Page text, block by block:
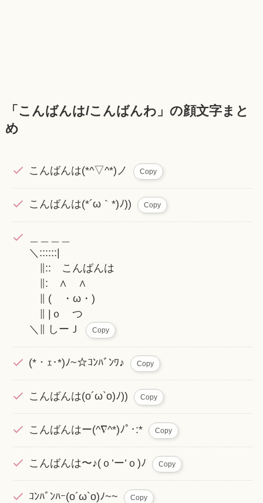
「こんばんは/こんばんわ」の顔文字まと
め
こんばんは(*^▽^*)ノ Copy
こんばんは(*´ω｀*)ﾉ)) Copy
＼::::::|
∥:: こんばんは
∥: ∧ ∧
∥ ( ・ω・)
∥ |ｏ つ
＼∥ しーＪ
Copy
(*・ｪ･*)ﾉ~☆ｺﾝﾊﾞﾝﾜ♪ Copy
こんばんは(o´ω`o)ﾉ)) Copy
こんばんはー(^∇^*)ﾉﾟ･:* Copy
こんばんは〜♪(ｏ’ー’ｏ)ﾉ Copy
ｺﾝﾊﾞﾝﾊｰ(o´ω`o)ﾉ~~ Copy